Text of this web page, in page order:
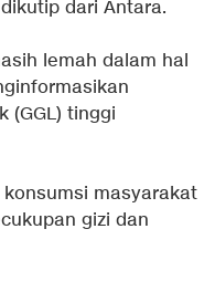
dari Antara.
lemah dalam hal
(GGL) tinggi
masyarakat
gizi dan